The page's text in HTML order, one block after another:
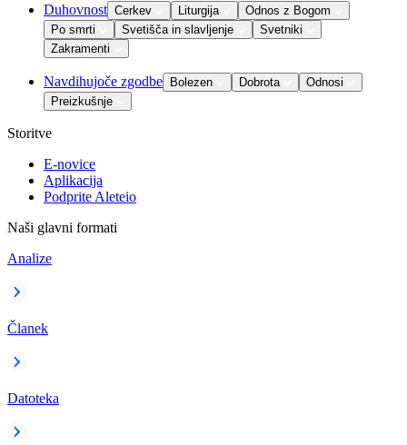
Duhovnost Cerkev Liturgija
Odnos z Bogom
Po smrti
Svetišča in slavljenje
Svetniki
Zakramenti
Navdihujoče zgodbe Bolezen Dobrota
Odnosi
Preizkušnje
Storitve
E-novice
Aplikacija
Podprite Aleteio
Naši glavni formati
Analize
Članek
Datoteka